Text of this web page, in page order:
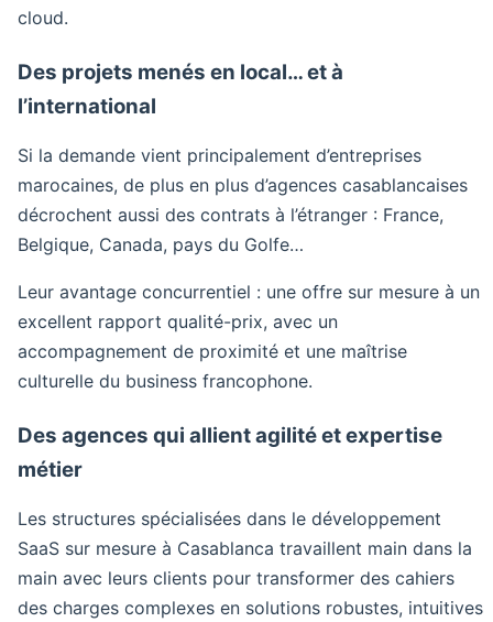
cloud.
Des projets menés en local… et à
l’international
Si la demande vient principalement d’entreprises
marocaines, de plus en plus d’agences casablancaises
décrochent aussi des contrats à l’étranger : France,
Belgique, Canada, pays du Golfe…
Leur avantage concurrentiel : une offre sur mesure à un
excellent rapport qualité-prix, avec un
accompagnement de proximité et une maîtrise
culturelle du business francophone.
Des agences qui allient agilité et expertise
métier
Les structures spécialisées dans le développement
SaaS sur mesure à Casablanca travaillent main dans la
main avec leurs clients pour transformer des cahiers
des charges complexes en solutions robustes, intuitives